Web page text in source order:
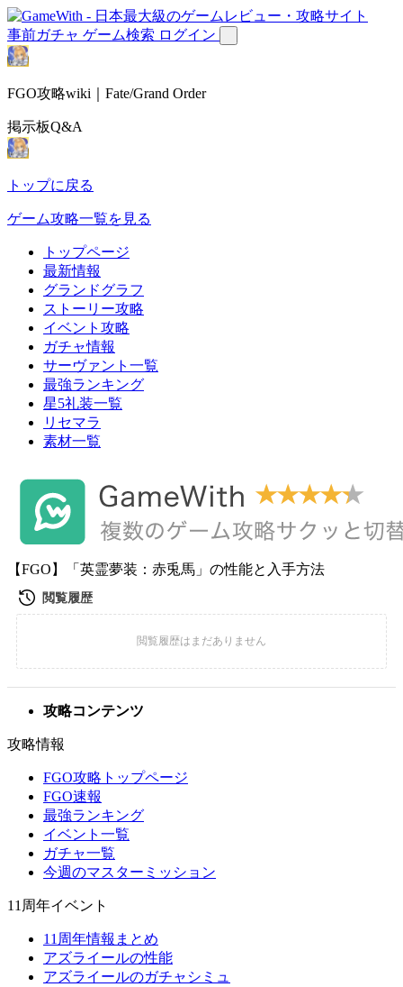
事前ガチャ ゲーム検索 ログイン
FGO攻略wiki｜Fate/Grand Order
掲示板Q&A
トップに戻る
ゲーム攻略一覧を見る
トップページ
最新情報
グランドグラフ
ストーリー攻略
イベント攻略
ガチャ情報
サーヴァント一覧
最強ランキング
星5礼装一覧
リセマラ
素材一覧
【FGO】「英霊夢装：赤兎馬」の性能と入手方法
攻略コンテンツ
攻略情報
FGO攻略トップページ
FGO速報
最強ランキング
イベント一覧
ガチャ一覧
今週のマスターミッション
11周年イベント
11周年情報まとめ
アズライールの性能
アズライールのガチャシミュ